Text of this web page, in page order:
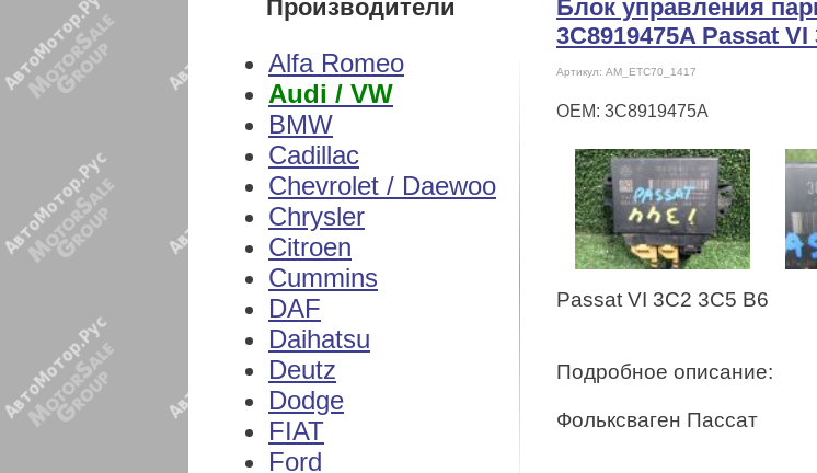
Производители
Alfa Romeo
Audi / VW
BMW
Cadillac
Chevrolet / Daewoo
Chrysler
Citroen
Cummins
DAF
Daihatsu
Deutz
Dodge
FIAT
Ford
Блок управления
3C8919475A Passat VI
Артикул: AM_ETC70_1417
OEM: 3C8919475A
Passat VI 3C2 3C5 B6
Подробное описание:
Фольксваген Пассат